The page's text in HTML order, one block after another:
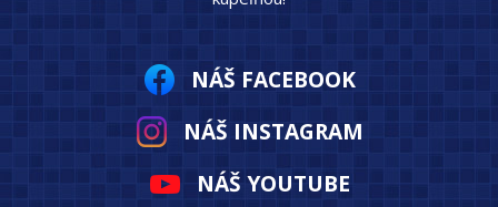
NÁŠ FACEBOOK
NÁŠ INSTAGRAM
NÁŠ YOUTUBE